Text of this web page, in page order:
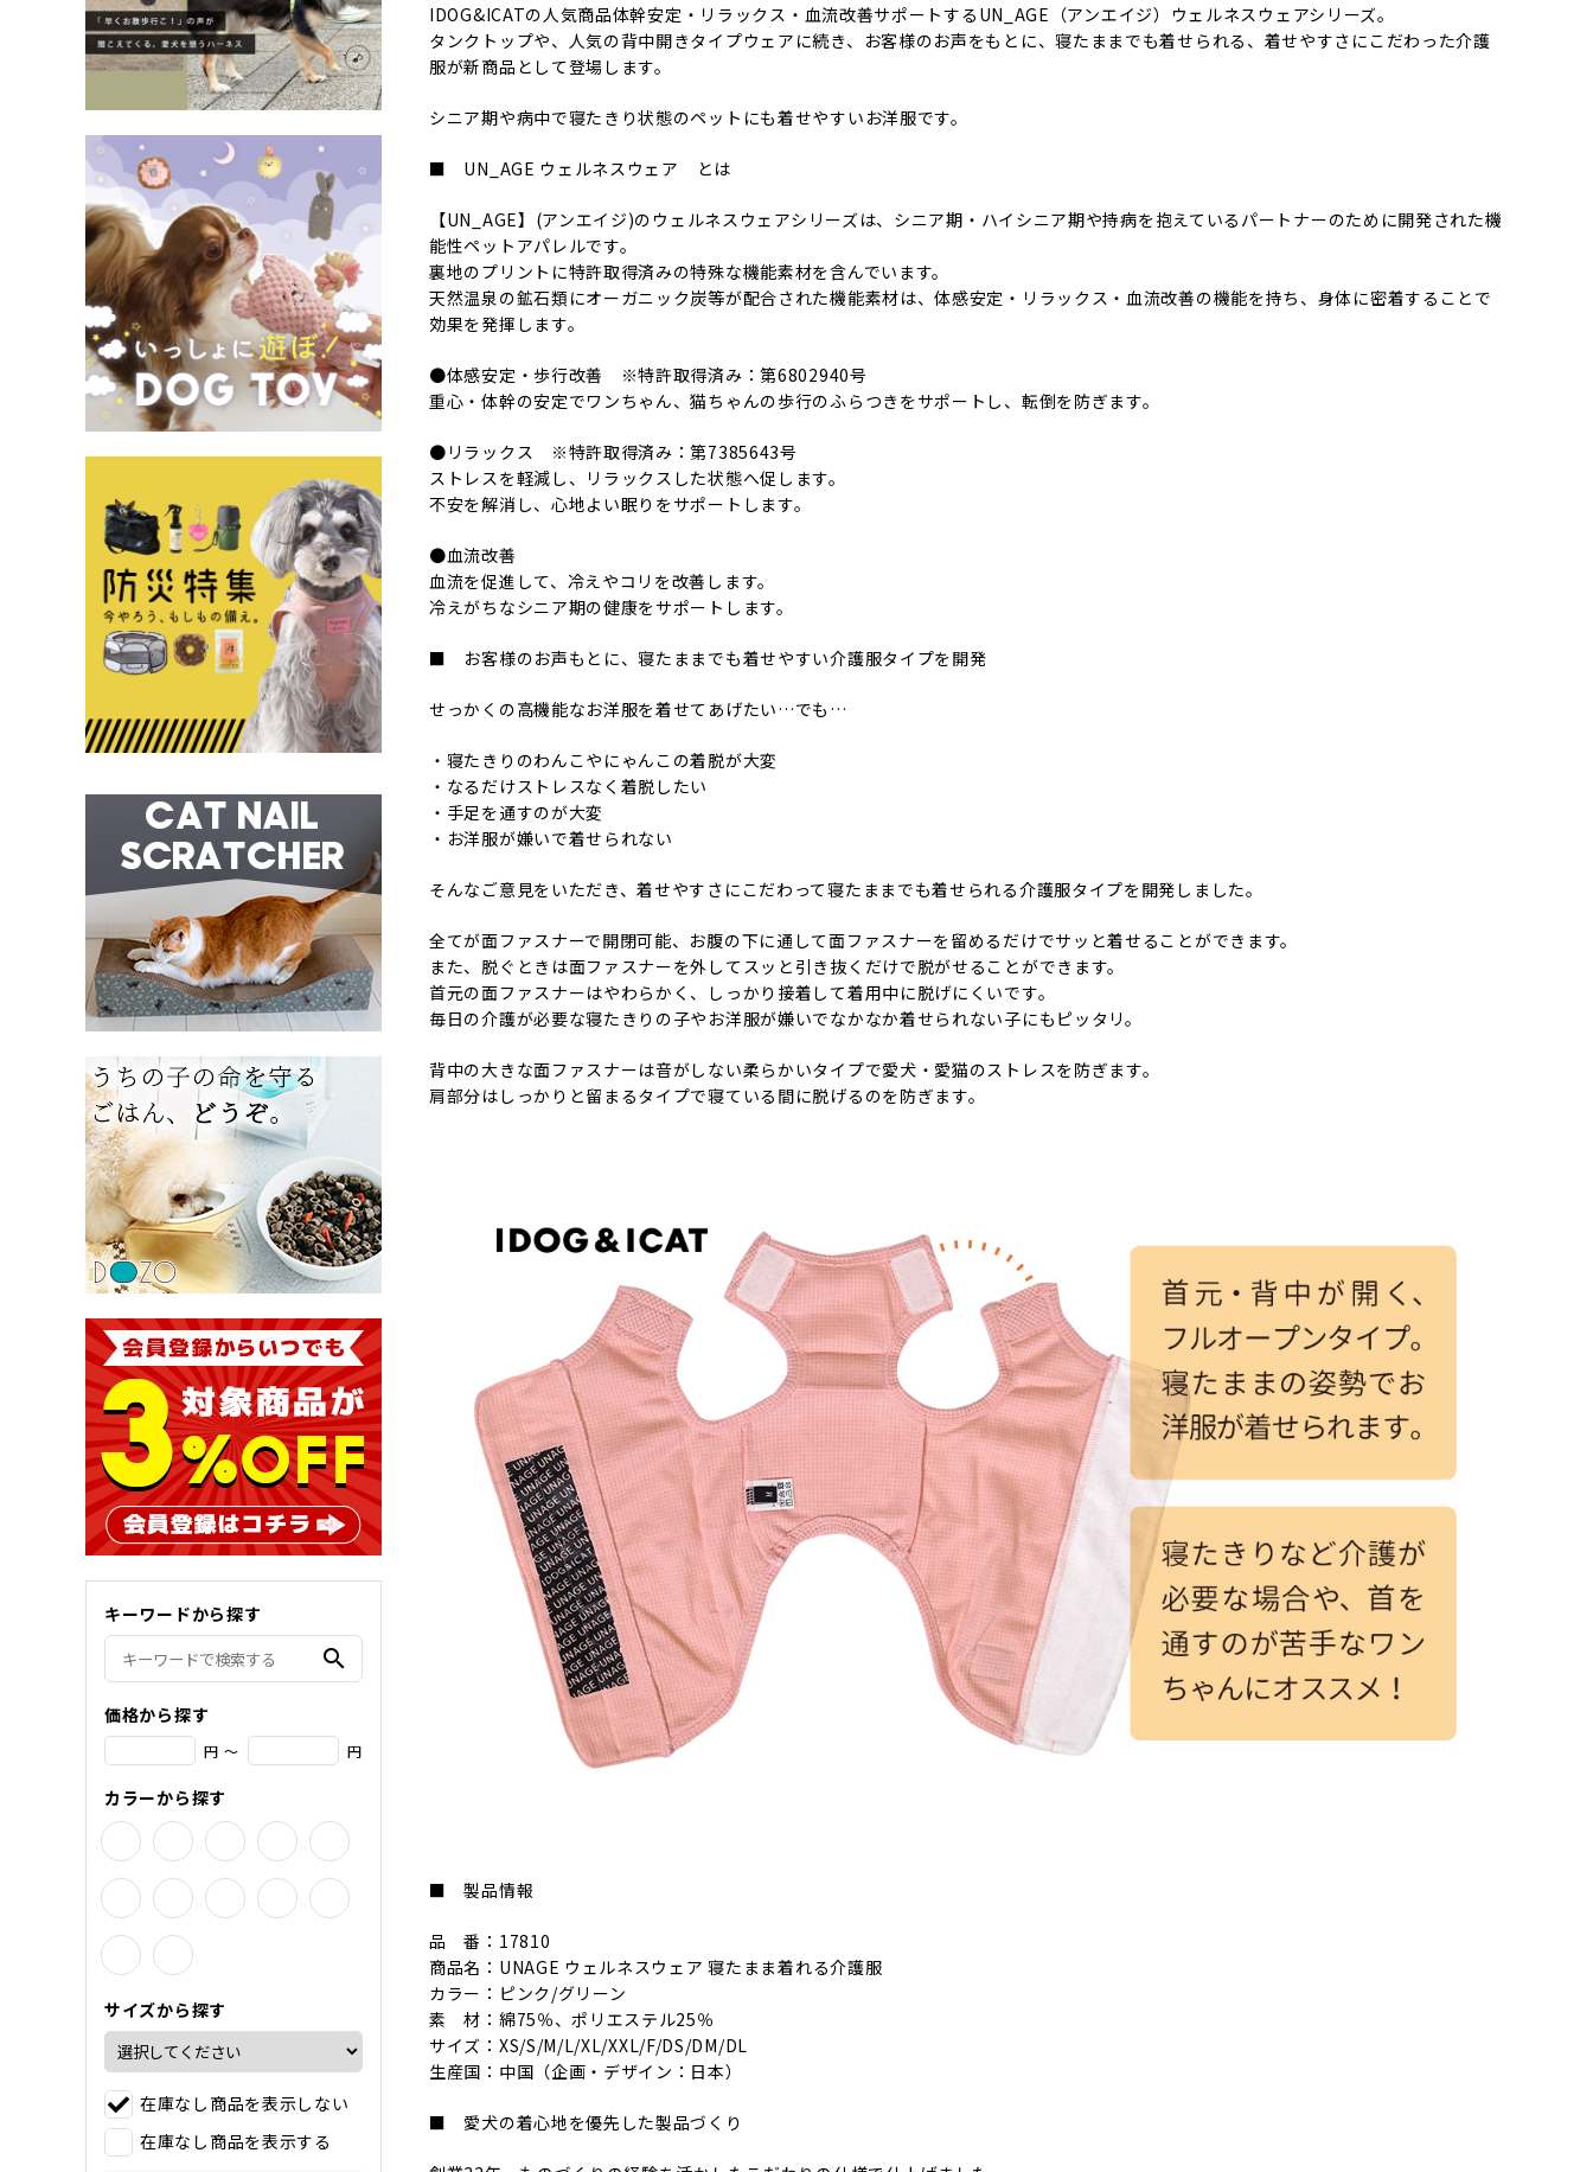
IDOG&ICATの人気商品体幹安定・リラックス・血流改善サポートするUN_AGE（アンエイジ）ウェルネスウェアシリーズ。
タンクトップや、人気の背中開きタイプウェアに続き、お客様のお声をもとに、寝たままでも着せられる、着せやすさにこだわった介護
服が新商品として登場します。
シニア期や病中で寝たきり状態のペットにも着せやすいお洋服です。
■ UN_AGE ウェルネスウェア とは
【UN_AGE】(アンエイジ)のウェルネスウェアシリーズは、シニア期・ハイシニア期や持病を抱えているパートナーのために開発された機
能性ペットアパレルです。
裏地のプリントに特許取得済みの特殊な機能素材を含んでいます。
天然温泉の鉱石類にオーガニック炭等が配合された機能素材は、体感安定・リラックス・血流改善の機能を持ち、身体に密着することで
効果を発揮します。
●体感安定・歩行改善 ※特許取得済み：第6802940号
重心・体幹の安定でワンちゃん、猫ちゃんの歩行のふらつきをサポートし、転倒を防ぎます。
●リラックス ※特許取得済み：第7385643号
ストレスを軽減し、リラックスした状態へ促します。
不安を解消し、心地よい眠りをサポートします。
●血流改善
血流を促進して、冷えやコリを改善します。
冷えがちなシニア期の健康をサポートします。
■ お客様のお声もとに、寝たままでも着せやすい介護服タイプを開発
せっかくの高機能なお洋服を着せてあげたい…でも…
・寝たきりのわんこやにゃんこの着脱が大変
・なるだけストレスなく着脱したい
・手足を通すのが大変
・お洋服が嫌いで着せられない
そんなご意見をいただき、着せやすさにこだわって寝たままでも着せられる介護服タイプを開発しました。
全てが面ファスナーで開閉可能、お腹の下に通して面ファスナーを留めるだけでサッと着せることができます。
また、脱ぐときは面ファスナーを外してスッと引き抜くだけで脱がせることができます。
首元の面ファスナーはやわらかく、しっかり接着して着用中に脱げにくいです。
毎日の介護が必要な寝たきりの子やお洋服が嫌いでなかなか着せられない子にもピッタリ。
背中の大きな面ファスナーは音がしない柔らかいタイプで愛犬・愛猫のストレスを防ぎます。
肩部分はしっかりと留まるタイプで寝ている間に脱げるのを防ぎます。
■ 製品情報
品 番：17810
商品名：UNAGE ウェルネスウェア 寝たまま着れる介護服
カラー：ピンク/グリーン
素 材：綿75％、ポリエステル25％
サイズ：XS/S/M/L/XL/XXL/F/DS/DM/DL
生産国：中国（企画・デザイン：日本）
■ 愛犬の着心地を優先した製品づくり
キーワードから探す
search
価格から探す
円 ～ 円
カラーから探す
サイズから探す
在庫なし商品を表示しない
在庫なし商品を表示する